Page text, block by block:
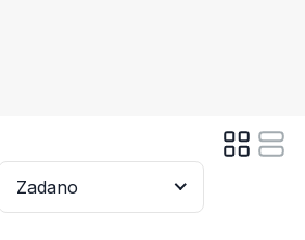
Zadano